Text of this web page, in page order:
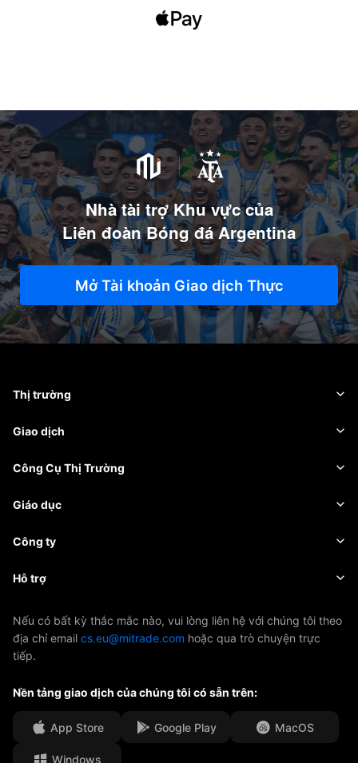
Nhà tài trợ Khu vực của
Liên đoàn Bóng đá Argentina
Mở Tài khoản Giao dịch Thực
Thị trường
Ngoại hối
Hàng hóa
Giao dịch
Nền tảng giao dịch
Quản lý rủi ro
Công Cụ Thị Trường
Lịch kinh tế
Tin tức
Giáo dục
Kiến thức cơ bản
EBook
Công ty
Giới thiệu về Mitrade
Giải thưởng & Chứng nhận
Hỗ trợ
Trung tâm Hỗ trợ
Nếu có bất kỳ thắc mắc nào, vui lòng liên hệ với chúng tôi theo
địa chỉ email cs.eu@mitrade.com hoặc qua trò chuyện trực
tiếp.
Nền tảng giao dịch của chúng tôi có sẵn trên:
App Store Google Play MacOS
Windows